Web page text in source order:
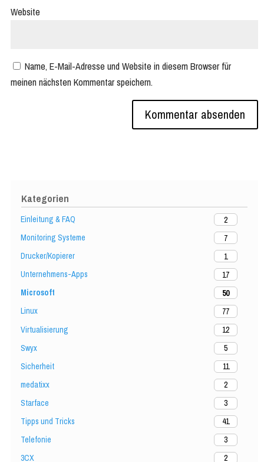
Kategorien
Einleitung & FAQ
2
Monitoring Systeme
7
Drucker/Kopierer
1
Unternehmens-Apps
17
Microsoft
50
Linux
77
Virtualisierung
12
Swyx
5
Sicherheit
11
medatixx
2
Starface
3
Tipps und Tricks
41
Telefonie
3
3CX
2
Website
Name, E-Mail-Adresse und Website in diesem Browser für
meinen nächsten Kommentar speichern.